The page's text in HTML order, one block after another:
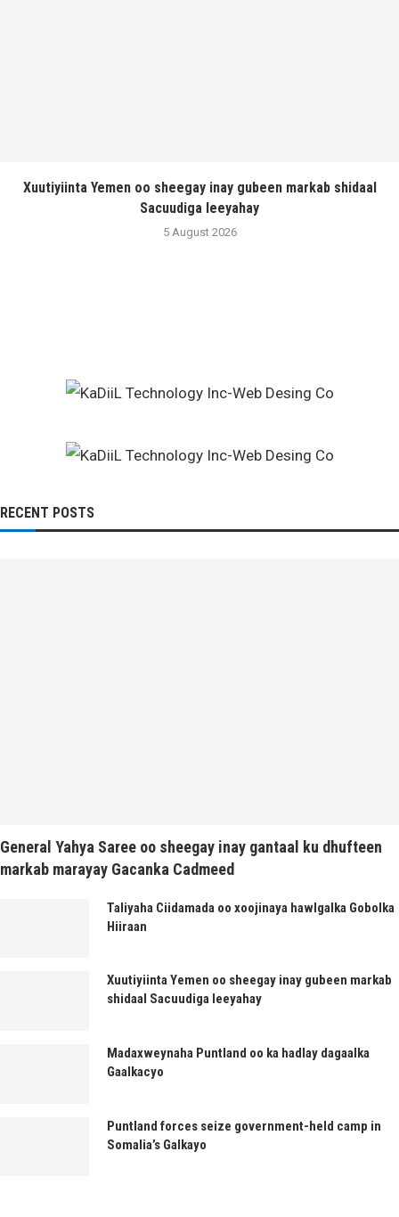
Xuutiyiinta Yemen oo sheegay inay gubeen markab shidaal
Sacuudiga leeyahay
5 August 2026
RECENT POSTS
General Yahya Saree oo sheegay inay gantaal ku dhufteen
markab marayay Gacanka Cadmeed
Taliyaha Ciidamada oo xoojinaya hawlgalka Gobolka
Hiiraan
Xuutiyiinta Yemen oo sheegay inay gubeen markab
shidaal Sacuudiga leeyahay
Madaxweynaha Puntland oo ka hadlay dagaalka
Gaalkacyo
Puntland forces seize government-held camp in
Somalia’s Galkayo